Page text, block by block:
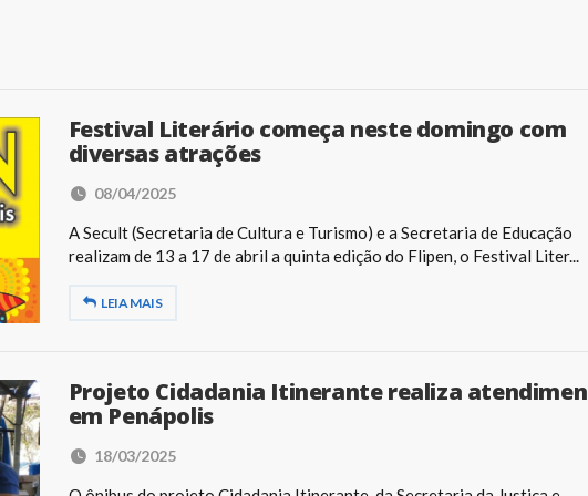
Festival Literário começa neste domingo com
diversas atrações
08/04/2025
A Secult (Secretaria de Cultura e Turismo) e a Secretaria de Educação
realizam de 13 a 17 de abril a quinta edição do Flipen, o Festival Liter...
LEIA MAIS
Projeto Cidadania Itinerante realiza
em Penápolis
18/03/2025